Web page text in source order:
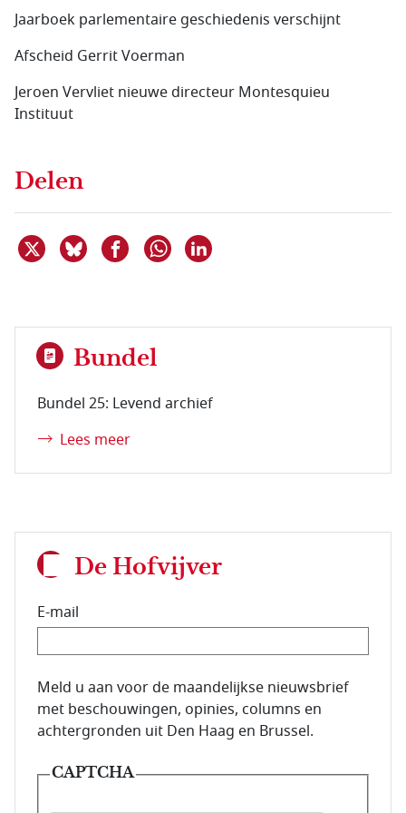
Jaarboek parlementaire geschiedenis verschijnt
Afscheid Gerrit Voerman
Jeroen Vervliet nieuwe directeur Montesquieu
Instituut
Delen
Deel dit item op X
Deel dit item op Bluesky
Deel dit item op Facebook
Delen via WhatsApp
Bundel
Bundel 25: Levend archief
Lees meer
De Hofvijver
E-mail
E-mailadres van de abonnee.
Meld u aan voor de maandelijkse nieuwsbrief
met beschouwingen, opinies, columns en
achtergronden uit Den Haag en Brussel.
CAPTCHA